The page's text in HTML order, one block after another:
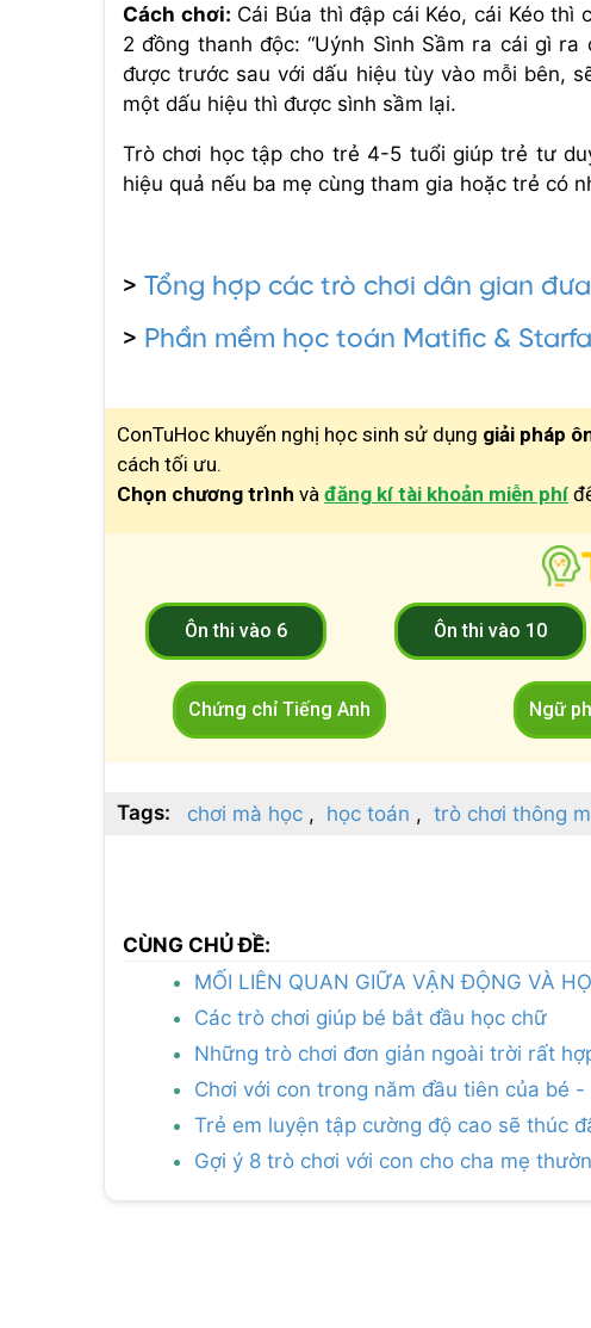
Cách chơi: Cái Búa thì đập cái Kéo, cái Kéo thì
2 đồng thanh độc: “Uýnh Sình Sầm ra cái gì
được trước sau với dấu hiệu tùy vào mỗi bên,
một dấu hiệu thì được sình sầm lại.
Trò chơi học tập cho trẻ 4-5 tuổi giúp trẻ tư
hiệu quả nếu ba mẹ cùng tham gia hoặc trẻ có
> Tổng hợp các trò chơi dân gian
> Phần mềm học toán Matific &
ConTuHoc khuyến nghị học sinh sử dụng giải pháp
cách tối ưu.
Chọn chương trình và đăng kí tài khoản miễn phí
Ôn thi vào 6 Ôn thi vào 10
Chứng chỉ Tiếng Anh Ngữ
Tags: chơi mà học học toán trò chơi thông
CÙNG CHỦ ĐỀ:
MỐI LIÊN QUAN GIỮA VẬN ĐỘNG VÀ
Các trò chơi giúp bé bắt đầu học chữ
Những trò chơi đơn giản ngoài trời rất
Chơi với con trong năm đầu tiên của bé
Trẻ em luyện tập cường độ cao sẽ thúc
Gợi ý 8 trò chơi với con cho cha mẹ